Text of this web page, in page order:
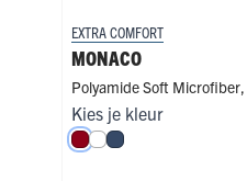
EXTRA COMFORT
MONACO
Polyamide Soft Microfiber,
Kies je kleur
Donkerrood
WitDonkerblauw